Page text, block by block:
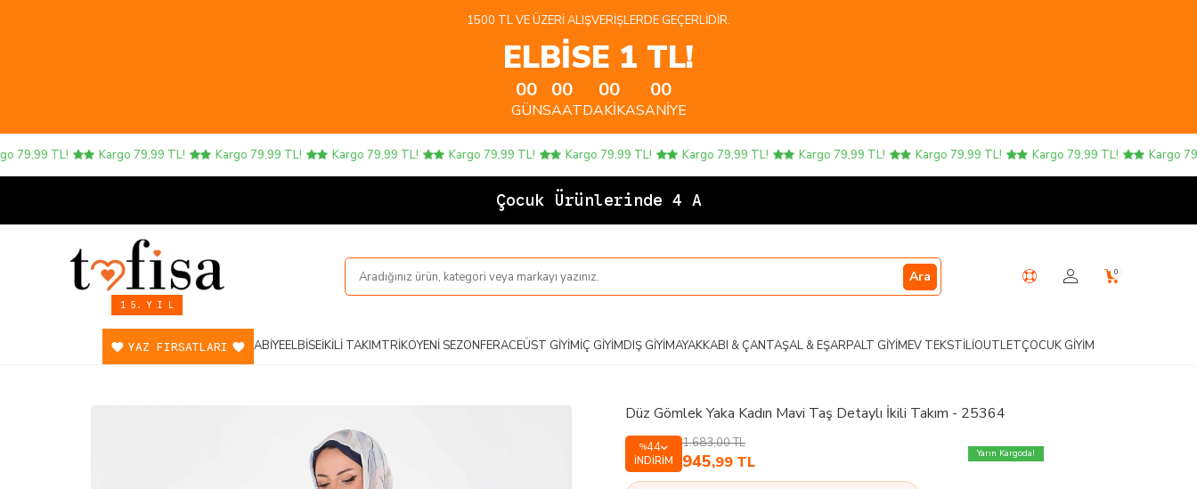
1500 TL VE ÜZERI ALIŞVERIŞLERDE GEÇERLIDIR.
ELBİSE 1 TL!
00
GÜN
00
SAAT
00
DAKIKA
00
SANIYE
TL! Kargo 79,99 TL! Kargo 79,99 TL! Kargo 79,99 TL! Kargo 79,99 TL! Kargo 79,99 TL! Kargo 79,99 TL! Kargo 79,99 TL! Kargo 79,99 TL! Kargo 79,99 TL! Kargo
Çocuk Ürünlerinde 4 AL 3
1 5. Y I L
Ara 0
YAZ FIRSATLARI ABIYEELBISEİKILI TAKIMTRIKOYENI SEZONFERACEÜST GIYIMİÇ GIYIMDIŞ GIYIMAYAKKABI & ÇANTAŞAL & EŞARPALT GIYIMEV TEKSTILIOUTLETÇOCUK GIYIM
Düz Gömlek Yaka Kadın Mavi Taş Detaylı İkili Takım - 25364
%44
İNDIRIM
1.683,00TL
945,99 TL Yarın Kargoda!